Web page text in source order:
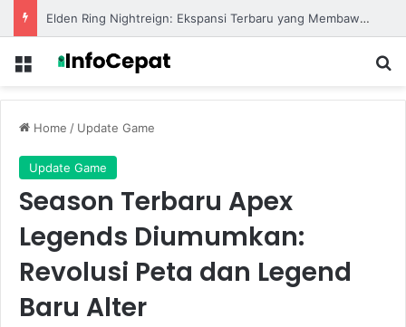
Elden Ring Nightreign: Ekspansi Terbaru yang Membawa Tantangan Baru Bagi Para Pemain
Menu
Home / Update Game
Update Game
Season Terbaru Apex
Legends Diumumkan:
Revolusi Peta dan Legend
Baru Alter